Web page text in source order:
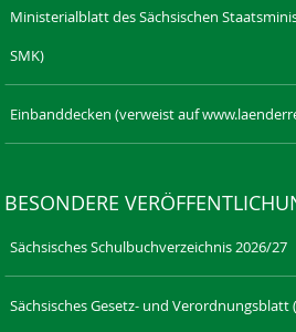
Ministerialblatt des Sächsischen
SMK)
Einbanddecken (verweist auf
BESONDERE
Sächsisches Schulbuchverzeichnis 2026/27
Sächsisches Gesetz- und Verordnungsblatt